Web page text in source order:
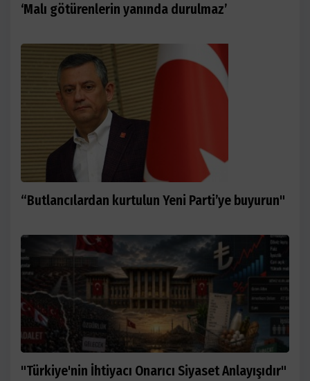
‘Malı götürenlerin yanında durulmaz’
“Butlancılardan kurtulun Yeni Parti’ye buyurun"
"Türkiye'nin İhtiyacı Onarıcı Siyaset Anlayışıdır"